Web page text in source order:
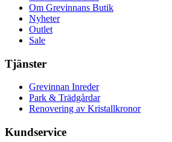
Om Grevinnans Butik
Nyheter
Outlet
Sale
Tjänster
Grevinnan Inreder
Park & Trädgårdar
Renovering av Kristallkronor
Kundservice